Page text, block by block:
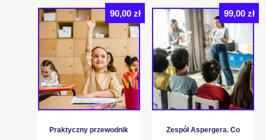
Praktyczny przewodnik
90,00 zł
Zespół Aspergera. Co
99,00 zł